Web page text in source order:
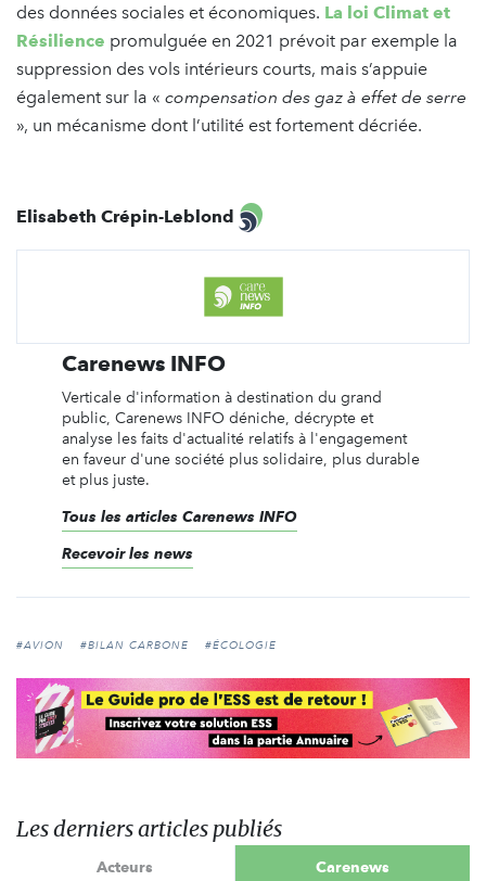
des données sociales et économiques. La loi Climat et
Résilience promulguée en 2021 prévoit par exemple la
suppression des vols intérieurs courts, mais s’appuie
également sur la « compensation des gaz à effet de serre
», un mécanisme dont l’utilité est fortement décriée.
Elisabeth Crépin-Leblond
Carenews INFO
Verticale d'information à destination du grand
public, Carenews INFO déniche, décrypte et
analyse les faits d'actualité relatifs à l'engagement
en faveur d'une société plus solidaire, plus durable
et plus juste.
Tous les articles Carenews INFO
Recevoir les news
#AVION #BILAN CARBONE #ÉCOLOGIE
Les derniers articles publiés
Acteurs Carenews